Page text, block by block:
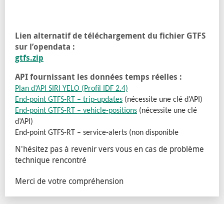
Lien alternatif de téléchargement du fichier GTFS
sur l’opendata :
gtfs.zip
API fournissant les données temps réelles :
Plan d’API SIRI YELO (Profil IDF 2.4)
End-point GTFS-RT – trip-updates (nécessite une clé d’API)
End-point GTFS-RT – vehicle-positions (nécessite une clé
d’API)
End-point GTFS-RT – service-alerts (non disponible
N'hésitez pas à revenir vers vous en cas de problème
technique rencontré
Merci de votre compréhension